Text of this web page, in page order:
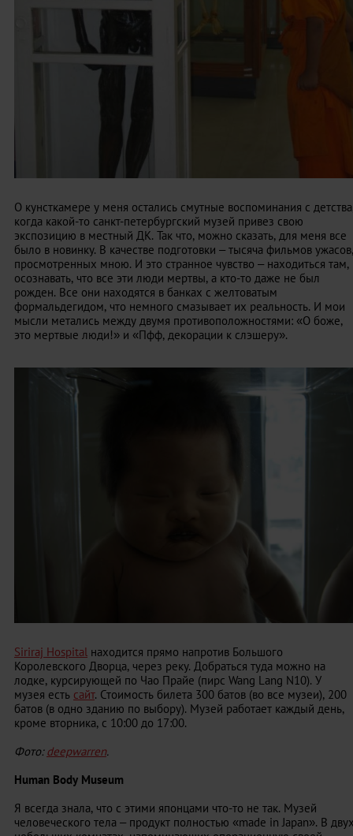
О кунсткамере у меня остались смутные воспоминания с
когда какой-то санкт-петербургский музей привез свою
экспозицию в местный ДК. Так что, можно сказать, для меня все
было в новинку. В качестве подготовки – тысяча фильмов ужасов,
просмотренных мною. И это странное чувство – находиться там,
осознавать, что все эти люди мертвы, а кто-то даже не был
рожден. Все они находятся в банках с желтоватым
формальдегидом, что немного смазывает их реальность. И мои
мысли метались между двумя противоположностями: «О боже,
это мертвые люди!» и «Пфф, декорации к слэшеру».
Siriraj Hospital находится прямо напротив Большого
Королевского Дворца, через реку. Добраться туда можно на
лодке, курсирующей по Чао Прайе (пирс Wang Lang N10). У
музея есть сайт. Стоимость билета 300 батов (во все музеи), 200
батов (в одно зданию по выбору). Музей работает каждый день,
кроме вторника, с 10:00 до 17:00.
Фото:deepwarren.
Human Body Museum
Я всегда знала, что с этими японцами что-то не так. Музей
человеческого тела – продукт полностью «made in Japan». В